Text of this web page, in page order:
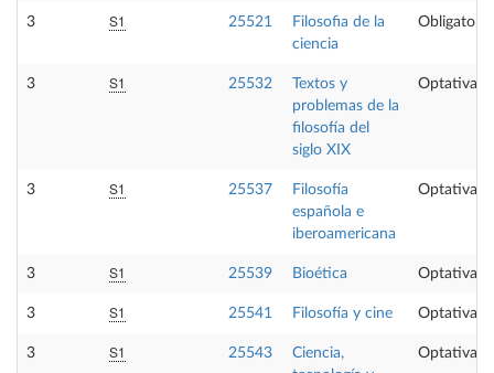
3 S1 25521
Filosofia de la
ciencia
Obligatoria
3 S1 25532
Textos y
problemas de la
filosofía del
siglo XIX
Optativa
3 S1 25537
Filosofía
española e
iberoamericana
Optativa
3 S1 25539 Bioética Optativa
3 S1 25541 Filosofía y cine Optativa
3 S1 25543
Ciencia,
Optativa